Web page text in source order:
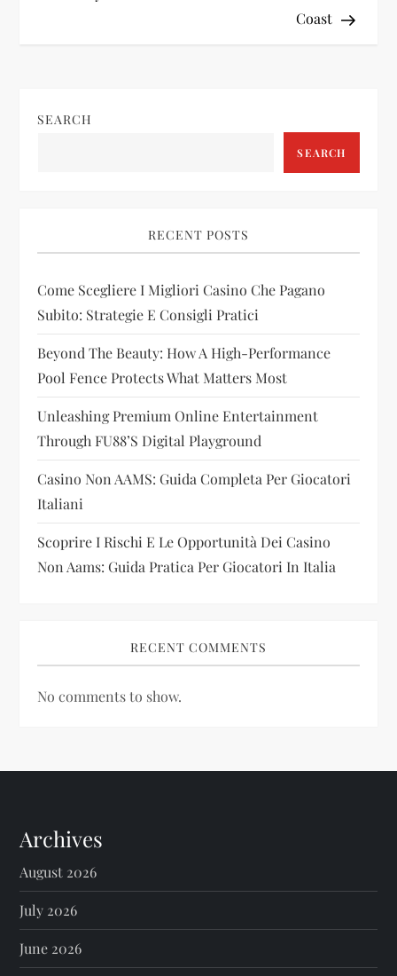
a
g
a
t
i
o
n
Coast
SEARCH
SEARCH
RECENT POSTS
Come Scegliere I Migliori Casino Che Pagano
Subito: Strategie E Consigli Pratici
Beyond The Beauty: How A High-Performance
Pool Fence Protects What Matters Most
Unleashing Premium Online Entertainment
Through FU88’s Digital Playground
Casino Non AAMS: Guida Completa Per Giocatori
Italiani
Scoprire I Rischi E Le Opportunità Dei Casino
Non Aams: Guida Pratica Per Giocatori In Italia
RECENT COMMENTS
No comments to show.
Archives
August 2026
July 2026
June 2026